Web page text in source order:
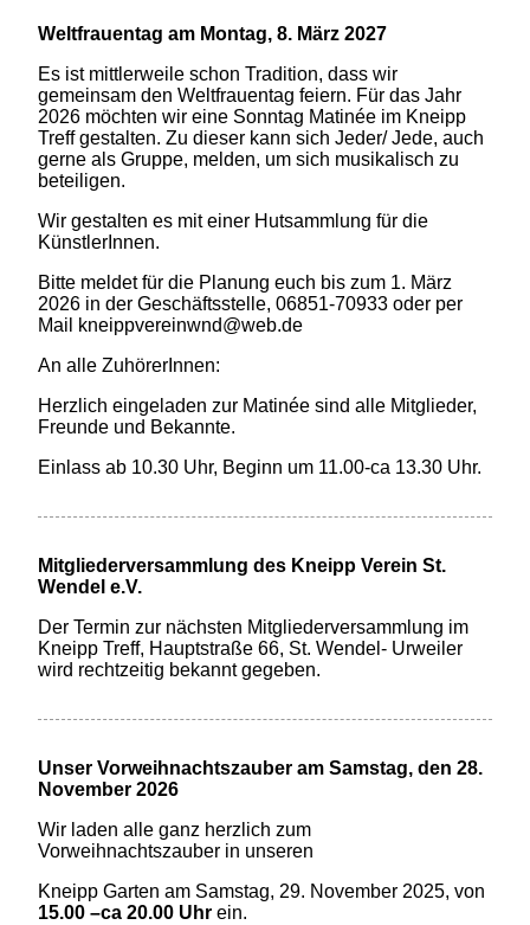
Weltfrauentag am Montag, 8. März 2027
Es ist mittlerweile schon Tradition, dass wir
gemeinsam den Weltfrauentag feiern. Für das Jahr
2026 möchten wir eine Sonntag Matinée im Kneipp
Treff gestalten.Zu dieser kann sich Jeder/ Jede, auch
gerne als Gruppe, melden, um sich musikalisch zu
beteiligen.
Wir gestalten es mit einer Hutsammlung für die
KünstlerInnen.
Bitte meldet für die Planung euch bis zum 1. März
2026 in der Geschäftsstelle, 06851-70933 oder per
Mail kneippvereinwnd@web.de
An alle ZuhörerInnen:
Herzlich eingeladen zur Matinée sind alle Mitglieder,
Freunde und Bekannte.
Einlass ab 10.30 Uhr, Beginn um 11.00-ca 13.30 Uhr.
Mitgliederversammlung des Kneipp Verein St.
Wendel e.V.
Der Termin zur nächsten Mitgliederversammlung im
Kneipp Treff, Hauptstraße 66, St. Wendel- Urweiler
wird rechtzeitig bekannt gegeben.
Unser Vorweihnachtszauber am Samstag, den 28.
November 2026
Wir laden alle ganz herzlich zum
Vorweihnachtszauber in unseren
Kneipp Garten am Samstag, 29. November 2025, von
15.00 –ca 20.00 Uhr ein.